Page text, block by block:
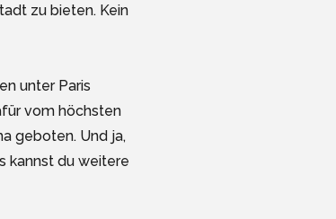
zu bieten. Kein
unter Paris
vom höchsten
geboten. Und ja,
kannst du weitere